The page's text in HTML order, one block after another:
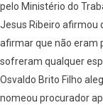
pelo Ministério do
Jesus Ribeiro afirmou
afirmar que não eram
sofreram qualquer
Osvaldo Brito Filho
nomeou procurador